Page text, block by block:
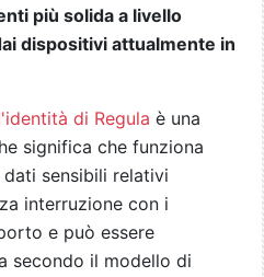
più solida a livello
dispositivi attualmente in
di Regula è una
significa che funziona
sensibili relativi
interruzione con i
e può essere
secondo il modello di